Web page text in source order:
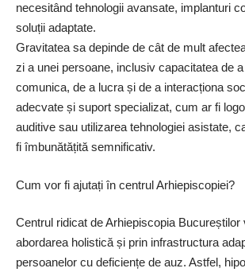
necesitând tehnologii avansate, implanturi
soluții adaptate.
Gravitatea sa depinde de cât de mult
zi a unei persoane, inclusiv capacitatea de a
comunica, de a lucra și de a interacționa
adecvate și suport specializat, cum ar fi
auditive sau utilizarea tehnologiei asistate,
fi îmbunătățită semnificativ.
Cum vor fi ajutați în centrul Arhiepiscopiei?
Centrul ridicat de Arhiepiscopia Bucureștilor
abordarea holistică și prin infrastructura
persoanelor cu deficiențe de auz. Astfel,